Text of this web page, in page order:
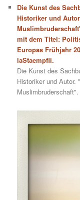
Die Kunst des
Historiker und
mit dem Titel:
Europas Frühjahr
laStaempfli.
Die Kunst des
Historiker und Autor.